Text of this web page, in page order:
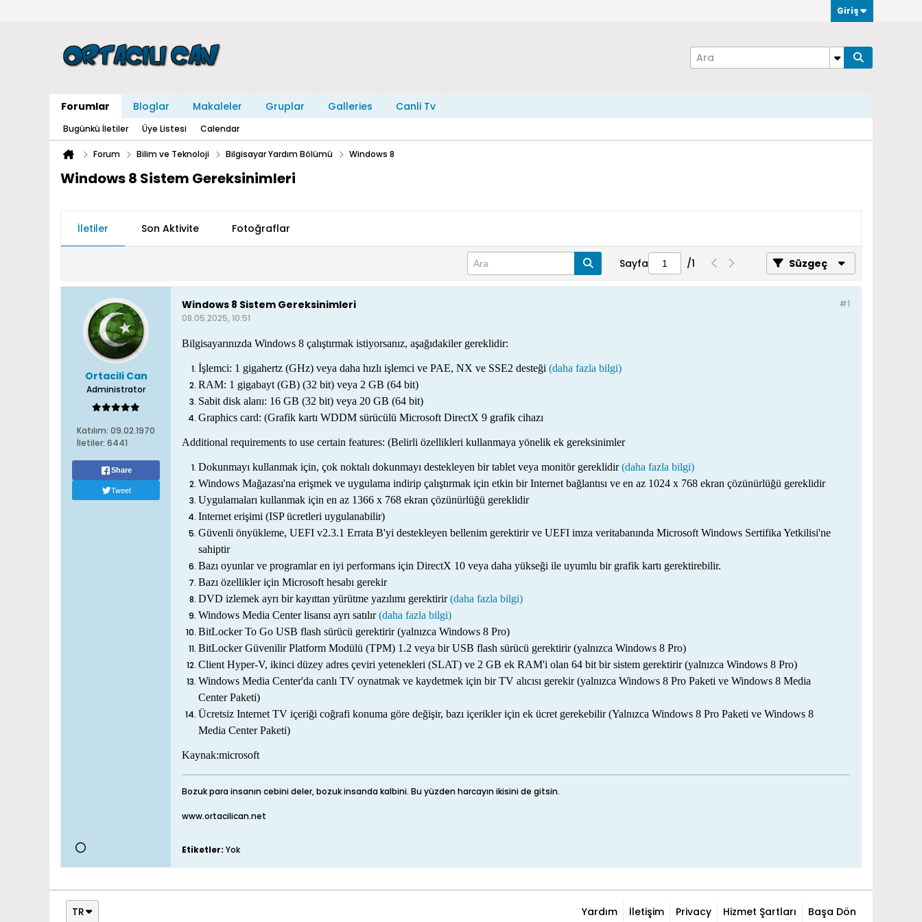
Giriş
Forumlar Bloglar Makaleler Gruplar Galleries Canli Tv
Bugünkü İletiler Üye Listesi Calendar
Forum Bilim ve Teknoloji Bilgisayar Yardım Bölümü Windows 8
Windows 8 Sistem Gereksinimleri
İletiler Son Aktivite Fotoğraflar
Sayfa /1 Süzgeç
Ortacili Can
Administrator
Katılım: 09.02.1970
İletiler: 6441
Share
Tweet
#1
Windows 8 Sistem Gereksinimleri
08.05.2025, 10:51
Bilgisayarınızda Windows 8 çalıştırmak istiyorsanız, aşağıdakiler gereklidir:
İşlemci: 1 gigahertz (GHz) veya daha hızlı işlemci ve PAE, NX ve SSE2 desteği (daha fazla bilgi)
RAM: 1 gigabayt (GB) (32 bit) veya 2 GB (64 bit)
Sabit disk alanı: 16 GB (32 bit) veya 20 GB (64 bit)
Graphics card: (Grafik kartı WDDM sürücülü Microsoft DirectX 9 grafik cihazı
Additional requirements to use certain features: (Belirli özellikleri kullanmaya yönelik ek gereksinimler
Dokunmayı kullanmak için, çok noktalı dokunmayı destekleyen bir tablet veya monitör gereklidir(daha fazla bilgi)
Windows Mağazası'na erişmek ve uygulama indirip çalıştırmak için etkin bir Internet bağlantısı ve en az 1024 x 768 ekran çözünürlüğü gereklidir
Uygulamaları kullanmak için en az 1366 x 768 ekran çözünürlüğü gereklidir
Internet erişimi (ISP ücretleri uygulanabilir)
Güvenli önyükleme, UEFI v2.3.1 Errata B'yi destekleyen bellenim gerektirir ve UEFI imza veritabanında Microsoft Windows Sertifika Yetkilisi'ne
sahiptir
Bazı oyunlar ve programlar en iyi performans için DirectX 10 veya daha yükseği ile uyumlu bir grafik kartı gerektirebilir.
Bazı özellikler için Microsoft hesabı gerekir
DVD izlemek ayrı bir kayıttan yürütme yazılımı gerektirir(daha fazla bilgi)
Windows Media Center lisansı ayrı satılır(daha fazla bilgi)
BitLocker To Go USB flash sürücü gerektirir (yalnızca Windows 8 Pro)
BitLocker Güvenilir Platform Modülü (TPM) 1.2 veya bir USB flash sürücü gerektirir (yalnızca Windows 8 Pro)
Client Hyper-V, ikinci düzey adres çeviri yetenekleri (SLAT) ve 2 GB ek RAM'i olan 64 bit bir sistem gerektirir (yalnızca Windows 8 Pro)
Windows Media Center'da canlı TV oynatmak ve kaydetmek için bir TV alıcısı gerekir (yalnızca Windows 8 Pro Paketi ve Windows 8 Media
Center Paketi)
Ücretsiz Internet TV içeriği coğrafi konuma göre değişir, bazı içerikler için ek ücret gerekebilir (Yalnızca Windows 8 Pro Paketi ve Windows 8
Media Center Paketi)
Kaynak:microsoft
Bozuk para insanın cebini deler, bozuk insanda kalbini. Bu yüzden harcayın ikisini de gitsin.
www.ortacilican.net
Etiketler: Yok
TR Yardım İletişim Privacy Hizmet Şartları Başa Dön